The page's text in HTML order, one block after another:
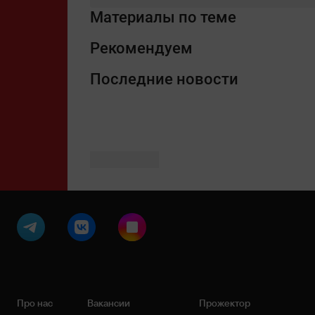
Материалы по теме
Рекомендуем
Последние новости
Про нас Вакансии Прожектор